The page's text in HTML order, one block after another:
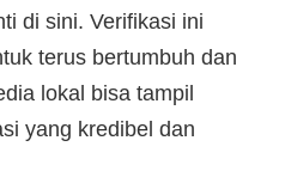
di sini. Verifikasi ini
terus bertumbuh dan
lokal bisa tampil
yang kredibel dan